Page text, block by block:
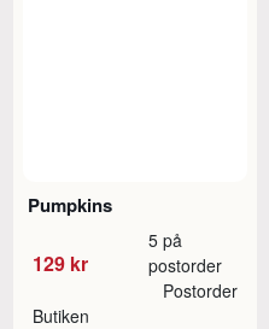
Pumpkins
129 kr
5 på
postorder
Butiken
Postorder